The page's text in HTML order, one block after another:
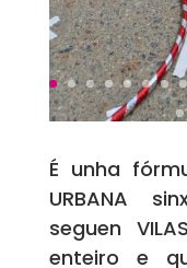
É unha
URBANA
seguen
enteiro e